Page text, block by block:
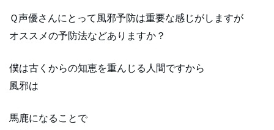
Ｑ声優さんにとって風邪予防は重要な感じがしますが
オススメの予防法などありますか？
僕は古くからの知恵を重んじる人間ですから
風邪は
馬鹿になることで